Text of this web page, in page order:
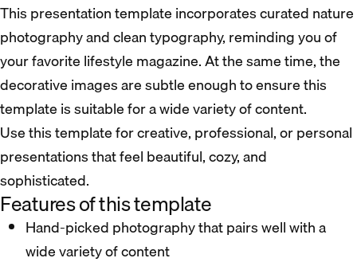
This presentation template incorporates curated nature
photography and clean typography, reminding you of
your favorite lifestyle magazine. At the same time, the
decorative images are subtle enough to ensure this
template is suitable for a wide variety of content.
Use this template for creative, professional, or personal
presentations that feel beautiful, cozy, and
sophisticated.
Features of this template
Hand-picked photography that pairs well with a
wide variety of content